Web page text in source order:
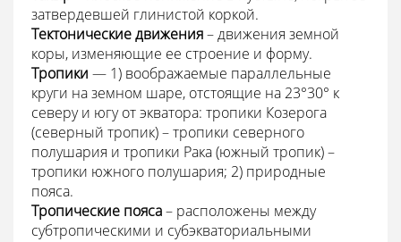
затвердевшей глинистой коркой.
Тектонические движения– движения земной
коры, изменяющие ее строение и форму.
Тропики — 1) воображаемые параллельные
круги на земном шаре, отстоящие на 23°30° к
северу и югу от экватора: тропики Козерога
(северный тропик) – тропики северного
полушария и тропики Рака (южный тропик) –
тропики южного полушария; 2) природные
пояса.
Тропические пояса– расположены между
субтропическими и субэкваториальными